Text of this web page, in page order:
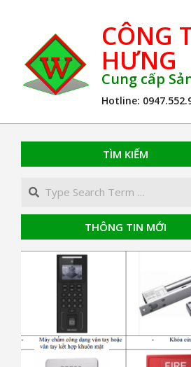
CÔNG
HƯNG
Cung cấp
Hotline:
TÌM KIẾM
Search
THÔNG TIN MỚI